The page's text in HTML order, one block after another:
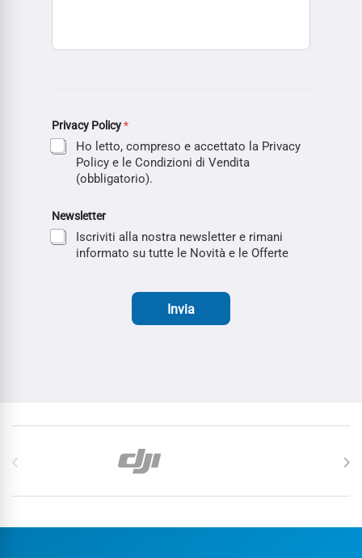
Privacy Policy*
Ho letto, compreso e accettato la Privacy
Policy e le Condizioni di Vendita
(obbligatorio).
Newsletter
Iscriviti alla nostra newsletter e rimani
informato su tutte le Novità e le Offerte
Invia